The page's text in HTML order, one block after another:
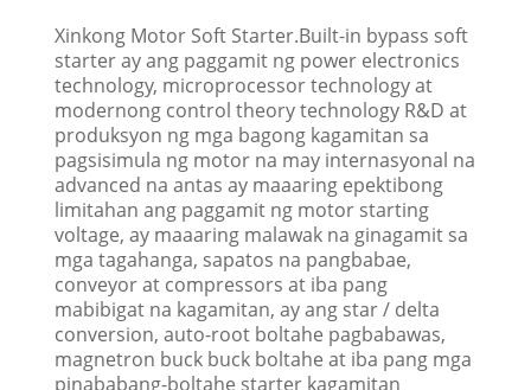
Xinkong Motor Soft Starter.Built-in bypass soft
starter ay ang paggamit ng power electronics
technology, microprocessor technology at
modernong control theory technology R&D at
produksyon ng mga bagong kagamitan sa
pagsisimula ng motor na may internasyonal na
advanced na antas ay maaaring epektibong
limitahan ang paggamit ng motor starting
voltage, ay maaaring malawak na ginagamit sa
mga tagahanga, sapatos na pangbabae,
conveyor at compressors at iba pang
mabibigat na kagamitan, ay ang star / delta
conversion, auto-root boltahe pagbabawas,
magnetron buck buck boltahe at iba pang mga
pinababang-boltahe starter kagamitan